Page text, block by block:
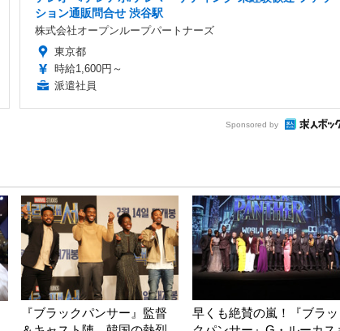
ション通販問合せ 渋谷駅
株式会社オープンループパートナーズ
東京都
時給1,600円～
派遣社員
Sponsored by
『ブラックパンサー』監督
早くも絶賛の嵐！『ブラッ